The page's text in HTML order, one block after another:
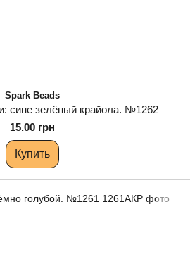
Spark Beads
сине зелёный крайола. №1262
15.00 грн
Купить